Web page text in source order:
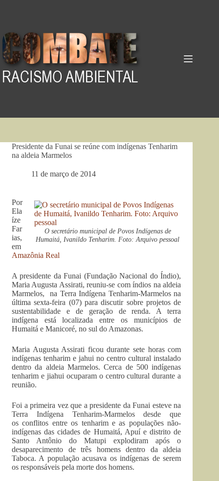
Presidente da Funai se reúne com indígenas Tenharim
na aldeia Marmelos
11 de março de 2014
O secretário municipal de Povos Indígenas de
Humaitá, Ivanildo Tenharim. Foto: Arquivo pessoal
Por
Ela
íze
Far
ias,
em
Amazônia Real
A presidente da Funai (Fundação Nacional do Índio),
Maria Augusta Assirati, reuniu-se com índios na aldeia
Marmelos, na Terra Indígena Tenharim-Marmelos na
última sexta-feira (07) para discutir sobre projetos de
sustentabilidade e de geração de renda. A terra
indígena está localizada entre os municípios de
Humaitá e Manicoré, no sul do Amazonas.
Maria Augusta Assirati ficou durante sete horas com
indígenas tenharim e jahui no centro cultural instalado
dentro da aldeia Marmelos. Cerca de 500 indígenas
tenharim e jiahui ocuparam o centro cultural durante a
reunião.
Foi a primeira vez que a presidente da Funai esteve na
Terra Indígena Tenharim-Marmelos desde que
os conflitos entre os tenharim e as populações não-
indígenas das cidades de Humaitá, Apuí e distrito de
Santo Antônio do Matupi explodiram após o
desaparecimento de três homens dentro da aldeia
Taboca. A população acusava os indígenas de serem
os responsáveis pela morte dos homens.